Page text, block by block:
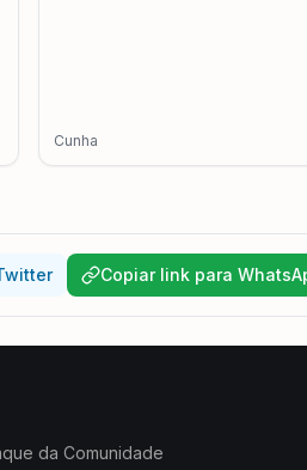
Cunha
Copiar link para
da Comunidade